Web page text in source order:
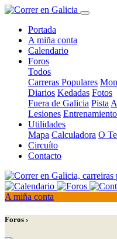
Portada
A miña conta
Calendario
Foros
Todos
Carreras Populares
Diarios Kedadas Fotos
Fuera de Galicia Pista
Lesiones
Utilidades
Mapa Calculadora O
Circuíto
Contacto
A miña conta
Foros ›